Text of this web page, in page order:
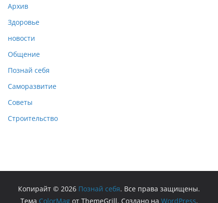
Архив
Здоровье
новости
Общение
Познай себя
Саморазвитие
Советы
Строительство
Копирайт © 2026 Познай себя. Все права защищены.
Тема ColorMagот ThemeGrill. Создано на WordPress.